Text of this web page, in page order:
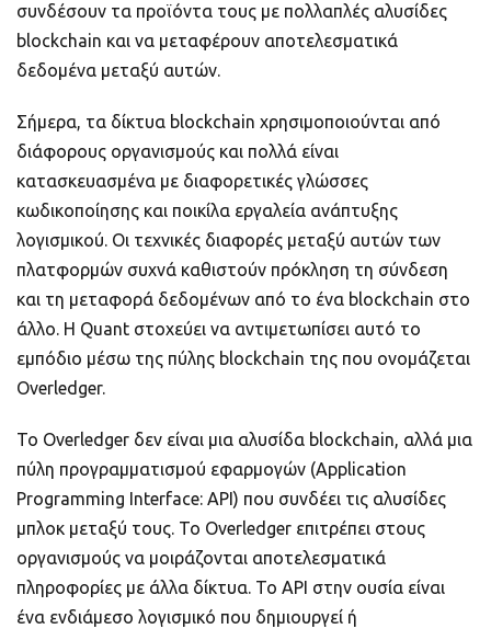
συνδέσουν τα προϊόντα τους με πολλαπλές αλυσίδες
blockchain και να μεταφέρουν αποτελεσματικά
δεδομένα μεταξύ αυτών.
Σήμερα, τα δίκτυα blockchain χρησιμοποιούνται από
διάφορους οργανισμούς και πολλά είναι
κατασκευασμένα με διαφορετικές γλώσσες
κωδικοποίησης και ποικίλα εργαλεία ανάπτυξης
λογισμικού. Οι τεχνικές διαφορές μεταξύ αυτών των
πλατφορμών συχνά καθιστούν πρόκληση τη σύνδεση
και τη μεταφορά δεδομένων από το ένα blockchain στο
άλλο. Η Quant στοχεύει να αντιμετωπίσει αυτό το
εμπόδιο μέσω της πύλης blockchain της που ονομάζεται
Overledger.
Το Overledger δεν είναι μια αλυσίδα blockchain, αλλά μια
πύλη προγραμματισμού εφαρμογών (Application
Programming Interface: API) που συνδέει τις αλυσίδες
μπλοκ μεταξύ τους. Το Overledger επιτρέπει στους
οργανισμούς να μοιράζονται αποτελεσματικά
πληροφορίες με άλλα δίκτυα. Το API στην ουσία είναι
ένα ενδιάμεσο λογισμικό που δημιουργεί ή